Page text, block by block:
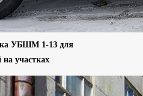
УБШМ 1-13 для
на участках